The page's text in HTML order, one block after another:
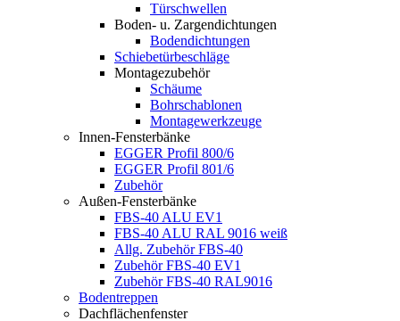
Türschwellen
Boden- u. Zargendichtungen
Bodendichtungen
Schiebetürbeschläge
Montagezubehör
Schäume
Bohrschablonen
Montagewerkzeuge
Innen-Fensterbänke
EGGER Profil 800/6
EGGER Profil 801/6
Zubehör
Außen-Fensterbänke
FBS-40 ALU EV1
FBS-40 ALU RAL 9016 weiß
Allg. Zubehör FBS-40
Zubehör FBS-40 EV1
Zubehör FBS-40 RAL9016
Bodentreppen
Dachflächenfenster